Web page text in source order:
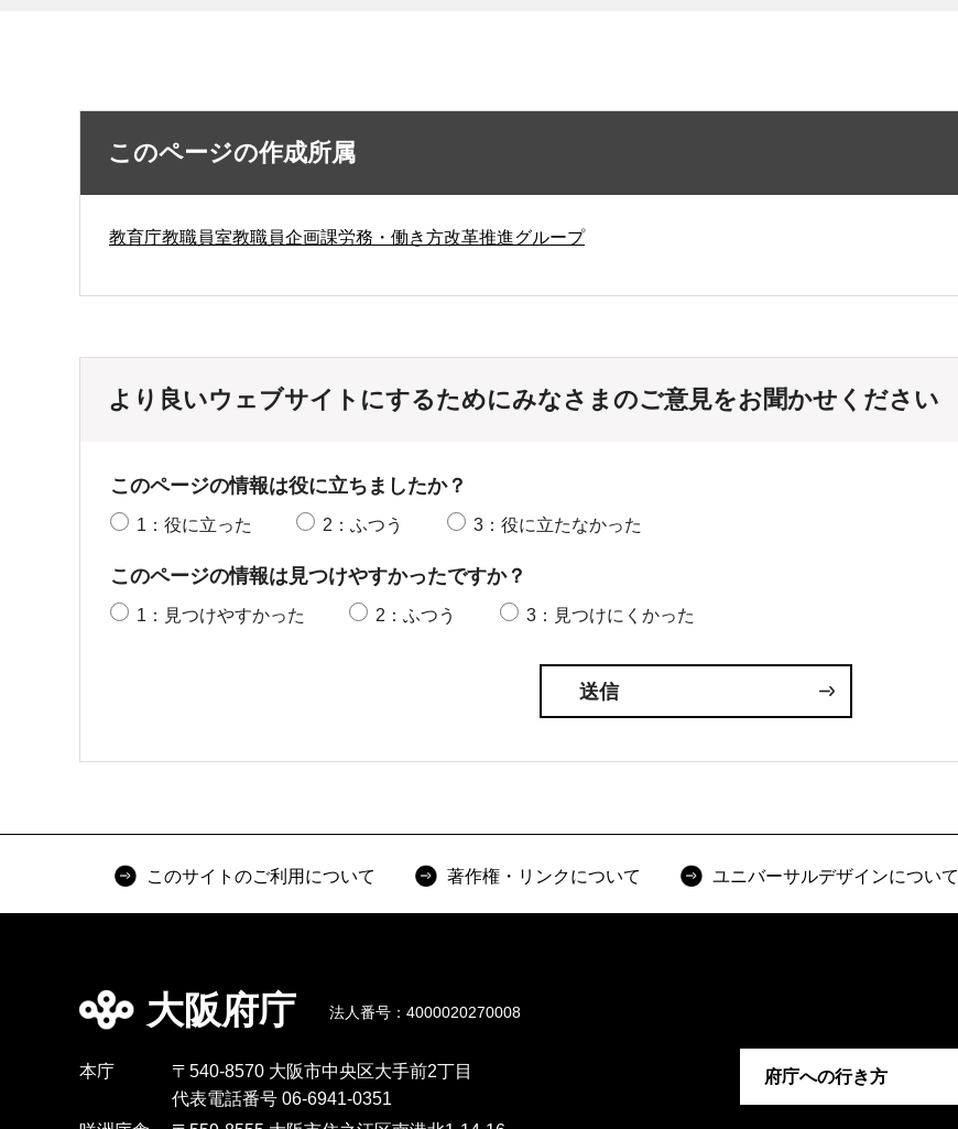
このページの作成所属
教育庁教職員室教職員企画課労務・働き方改革推進グループ
より良いウェブサイトにするためにみなさまのご意見をお聞かせください
このページの情報は役に立ちましたか？
1：役に立った 2：ふつう 3：役に立たなかった
このページの情報は見つけやすかったですか？
1：見つけやすかった 2：ふつう 3：見つけにくかった
このサイトのご利用について 著作権・リンクについて ユニバーサルデザインについて
大阪府庁 法人番号：4000020270008
本庁
〒540-8570 大阪市中央区大手前2丁目
代表電話番号 06-6941-0351
府庁への行き方